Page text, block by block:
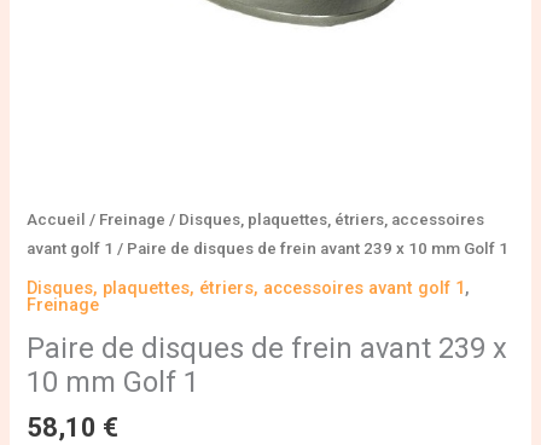
Accueil / Freinage / Disques, plaquettes, étriers, accessoires
avant golf 1 / Paire de disques de frein avant 239 x 10 mm Golf 1
Disques, plaquettes, étriers, accessoires avant golf 1,
Freinage
Paire de disques de frein avant 239 x
10 mm Golf 1
58,10 €